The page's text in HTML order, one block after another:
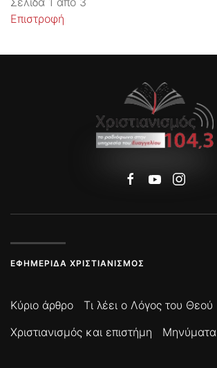
Επιστροφή
ΕΦΗΜΕΡΊΔΑ ΧΡΙΣΤΙΑΝΙΣΜΌΣ
Κύριο άρθρο Τι λέει ο Λόγος του Θεού
Χριστιανισμός και επιστήμη
Μηνύματα